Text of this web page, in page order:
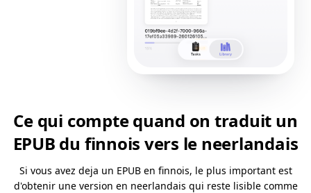
Ce qui compte quand on traduit un
EPUB du finnois vers le neerlandais
Si vous avez deja un EPUB en finnois, le plus important est
d'obtenir une version en neerlandais qui reste lisible comme